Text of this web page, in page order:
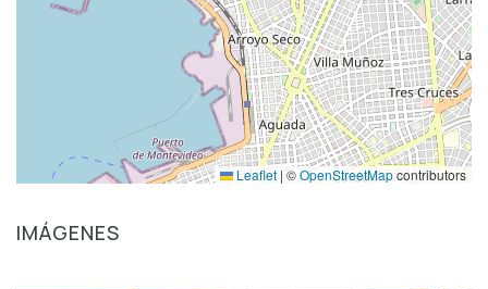
Leaflet | ©OpenStreetMapcontributors
IMÁGENES